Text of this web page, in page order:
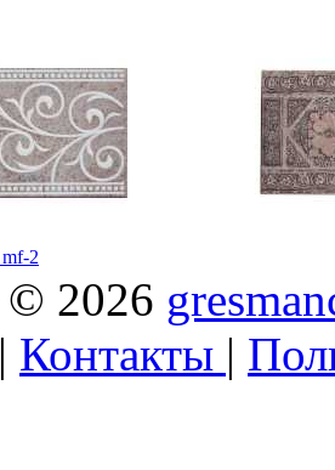
mf-2
2026
| Контакты |